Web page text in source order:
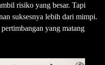
risiko yang besar. Tapi
suksesnya lebih dari mimpi.
yang matang